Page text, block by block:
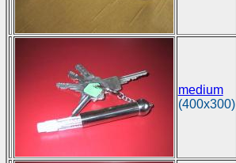
medium
(400x300)